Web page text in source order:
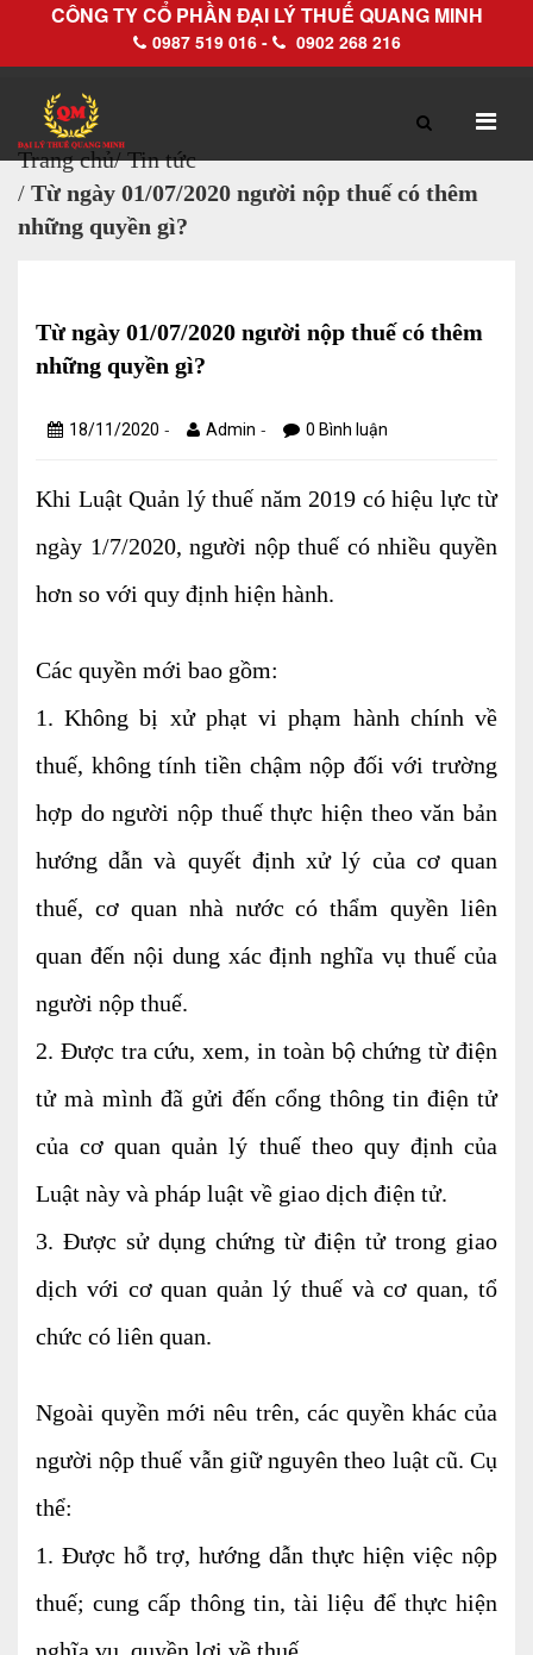
CÔNG TY CỔ PHẦN ĐẠI LÝ THUẾ QUANG MINH
0987 519 016 - 0902 268 216
TRANG CHỦ GIỚI THIỆU
Làm thủ tục về thuế trọn gói
Kiểm soát rủi ro về thuế
Quyết toán thuế
Hoàn thuế
Dịch vụ Đại lý thuế khác
Dịch vụ Kế toán
Kế toán thuế
Giám sát kế toán
Soát xét hồ sơ
Hoàn thiện sổ sách và quyết toán thuế
Tư vấn kế toán
Tư vấn tổ chức bộ máy kế toán
Cung cấp DV Kế toán trưởng và Kế toán
viên
Dịch vụ Doanh nghiệp
Thành lập mới Doanh nghiệp, hộ cá thể
Trang chủ/ Tin tức
/ Từ ngày 01/07/2020 người nộp thuế có thêm
những quyền gì?
Từ ngày 01/07/2020 người nộp thuế có thêm
những quyền gì?
18/11/2020 - Admin - 0 Bình luận
Khi Luật Quản lý thuế năm 2019 có hiệu lực từ
ngày 1/7/2020, người nộp thuế có nhiều quyền
hơn so với quy định hiện hành.
Các quyền mới bao gồm:
1. Không bị xử phạt vi phạm hành chính về
thuế, không tính tiền chậm nộp đối với trường
hợp do người nộp thuế thực hiện theo văn bản
hướng dẫn và quyết định xử lý của cơ quan
thuế, cơ quan nhà nước có thẩm quyền liên
quan đến nội dung xác định nghĩa vụ thuế của
người nộp thuế.
2. Được tra cứu, xem, in toàn bộ chứng từ điện
tử mà mình đã gửi đến cổng thông tin điện tử
của cơ quan quản lý thuế theo quy định của
Luật này và pháp luật về giao dịch điện tử.
3. Được sử dụng chứng từ điện tử trong giao
dịch với cơ quan quản lý thuế và cơ quan, tổ
chức có liên quan.
Ngoài quyền mới nêu trên, các quyền khác của
người nộp thuế vẫn giữ nguyên theo luật cũ. Cụ
thể:
1. Được hỗ trợ, hướng dẫn thực hiện việc nộp
thuế; cung cấp thông tin, tài liệu để thực hiện